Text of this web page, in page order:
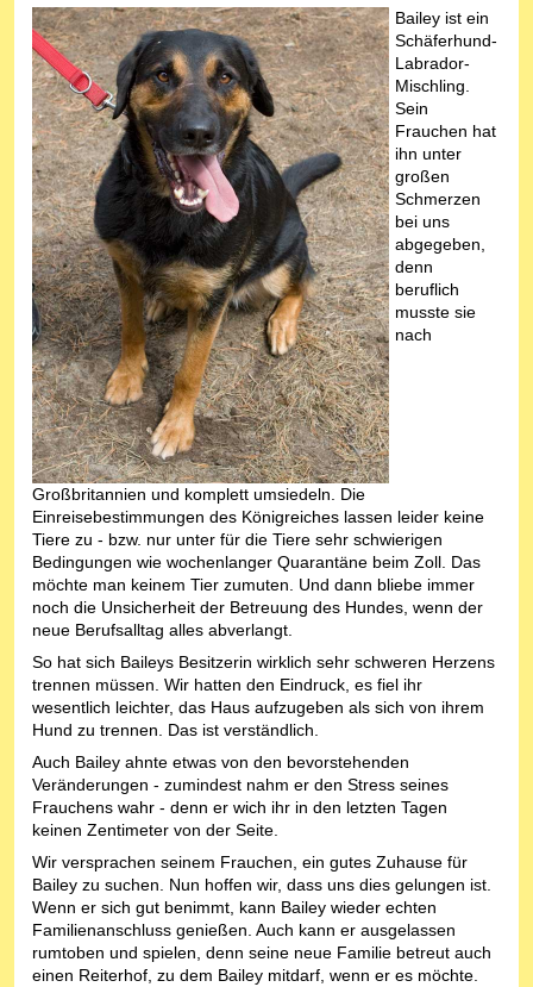
Bailey ist ein
Schäferhund-
Labrador-
Mischling.
Sein
Frauchen hat
ihn unter
großen
Schmerzen
bei uns
abgegeben,
denn
beruflich
musste sie
nach
Großbritannien und komplett umsiedeln. Die
Einreisebestimmungen des Königreiches lassen leider keine
Tiere zu - bzw. nur unter für die Tiere sehr schwierigen
Bedingungen wie wochenlanger Quarantäne beim Zoll. Das
möchte man keinem Tier zumuten. Und dann bliebe immer
noch die Unsicherheit der Betreuung des Hundes, wenn der
neue Berufsalltag alles abverlangt.
So hat sich Baileys Besitzerin wirklich sehr schweren Herzens
trennen müssen. Wir hatten den Eindruck, es fiel ihr
wesentlich leichter, das Haus aufzugeben als sich von ihrem
Hund zu trennen. Das ist verständlich.
Auch Bailey ahnte etwas von den bevorstehenden
Veränderungen - zumindest nahm er den Stress seines
Frauchens wahr - denn er wich ihr in den letzten Tagen
keinen Zentimeter von der Seite.
Wir versprachen seinem Frauchen, ein gutes Zuhause für
Bailey zu suchen. Nun hoffen wir, dass uns dies gelungen ist.
Wenn er sich gut benimmt, kann Bailey wieder echten
Familienanschluss genießen. Auch kann er ausgelassen
rumtoben und spielen, denn seine neue Familie betreut auch
einen Reiterhof, zu dem Bailey mitdarf, wenn er es möchte.